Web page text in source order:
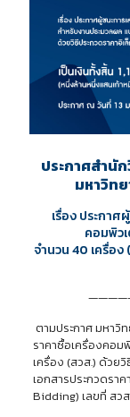
ประกาศสำนั
มหาวิท
เรื่อง ประกาศ
คอมพิว
จำนวน 40 เครื่อ
ตามประกาศ มหาวิ
ราคาซื้อเครื่องคอม
เครื่อง (สวส.) ด้วย
เอกสารประกวดรา
Bidding) เลขที่ สว